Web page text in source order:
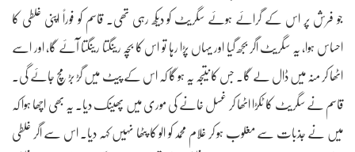
جو فرش پر اس کے گرائے ہوئے سگریٹ کو دیکھ رہی تھی۔ قاسم کو فوراً اپنی غلطی کا
احساس ہوا، یہ سگریٹ اگر بجھ گیا اور یہاں پڑا رہا تو اس کا بچہ رینگتا رینگتا آئے گا، اور اسے
اٹھا کر منہ میں ڈال لے گا۔ جس کا نتیجہ یہ ہو گا کہ اس کے پیٹ میں گڑ بڑ مچ جائے گی۔
قاسم نے سگریٹ کا ٹکڑا اٹھا کر غسل خانے کی موری میں پھینک دیا۔ یہ بھی اچھا ہوا کہ
میں نے جذبات سے مغلوب ہو کر غلام محمد کو الو کا پٹھا نہیں کہہ دیا۔ اس سے اگر غلطی